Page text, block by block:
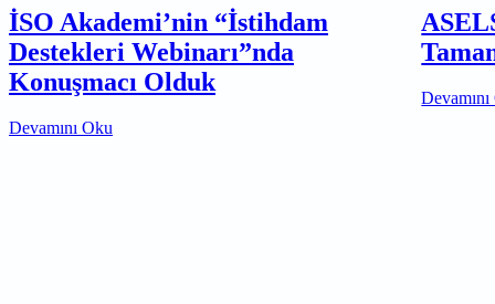
İSO Akademi’nin “İstihdam
Destekleri Webinarı”nda
Konuşmacı Olduk
Devamını Oku